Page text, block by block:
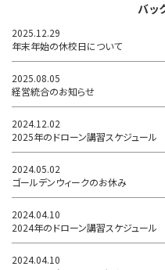
バッ
2025.12.29
年末年始の休校日について
2025.08.05
経営統合のお知らせ
2024.12.02
2025年のドローン講習スケジュール
2024.05.02
ゴールデンウィークのお休み
2024.04.10
2024年のドローン講習スケジュール
2024.04.10